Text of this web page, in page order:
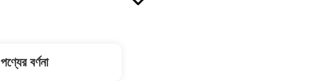
পণ্যের বর্ণনা